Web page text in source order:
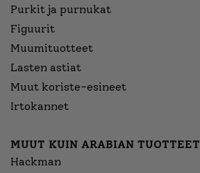
Purkit ja purnukat
Figuurit
Muumituotteet
Lasten astiat
Muut koriste-esineet
Irtokannet
MUUT KUIN ARABIAN TUOTTEET
Hackman